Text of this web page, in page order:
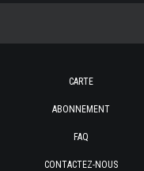
CARTE
ABONNEMENT
FAQ
CONTACTEZ-NOUS